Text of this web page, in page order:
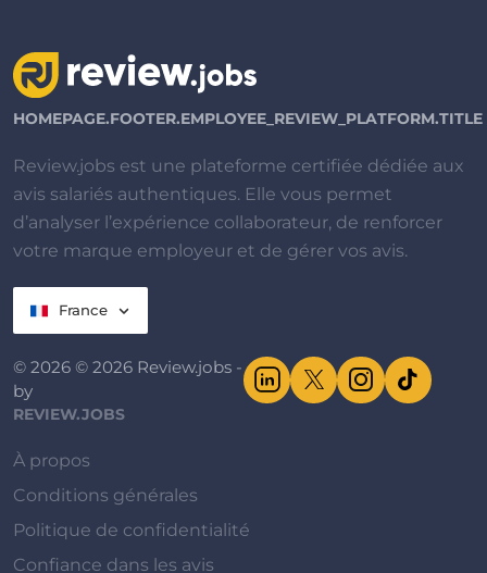
HOMEPAGE.FOOTER.EMPLOYEE_REVIEW_PLATFORM.TITLE
Review.jobs est une plateforme certifiée dédiée aux
avis salariés authentiques. Elle vous permet
d’analyser l’expérience collaborateur, de renforcer
votre marque employeur et de gérer vos avis.
France
© 2026 © 2026 Review.jobs -
by
REVIEW.JOBS
À propos
Conditions générales
Politique de confidentialité
Confiance dans les avis